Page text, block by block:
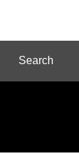
Search